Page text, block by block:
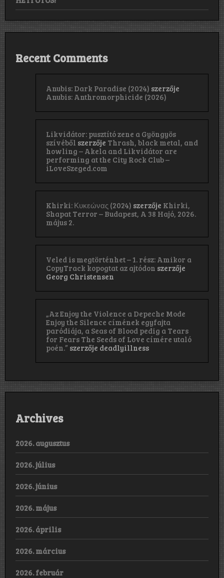
Recent Comments
Anubis: Dark Paradise (2024) szerzője
Anubis: Anthromorphicide (2026)
Likvidátor: pusztító zene a Gyöngyös
szívéből szerzője Thrash, black metal, and
howling – Akela and Likvidátor are
performing at the City Rock Club –
iLoveSzeged.com
Khirki: Κ​υ​κ​ε​ώ​ν​α​ς (2024) szerzője Khirki,
Shapat Terror – Budapest, A 38 Hajó, 2026.
május 2.
Veled is megtörténhet – 1. rész: Amikor a
CopyTrack kopogtat az ajtódon szerzője
Georg Christensen
„Az Enjoy the Violence a Depeche Mode
Enjoy the Silence címének egyfajta
paródiája, a Seas of Blood pedig a Tears
for Fears The Seeds of Love címére utaló
poén.” szerzője deadlyillness
Archives
2026. augusztus
2026. július
2026. június
2026. május
2026. április
2026. március
2026. február